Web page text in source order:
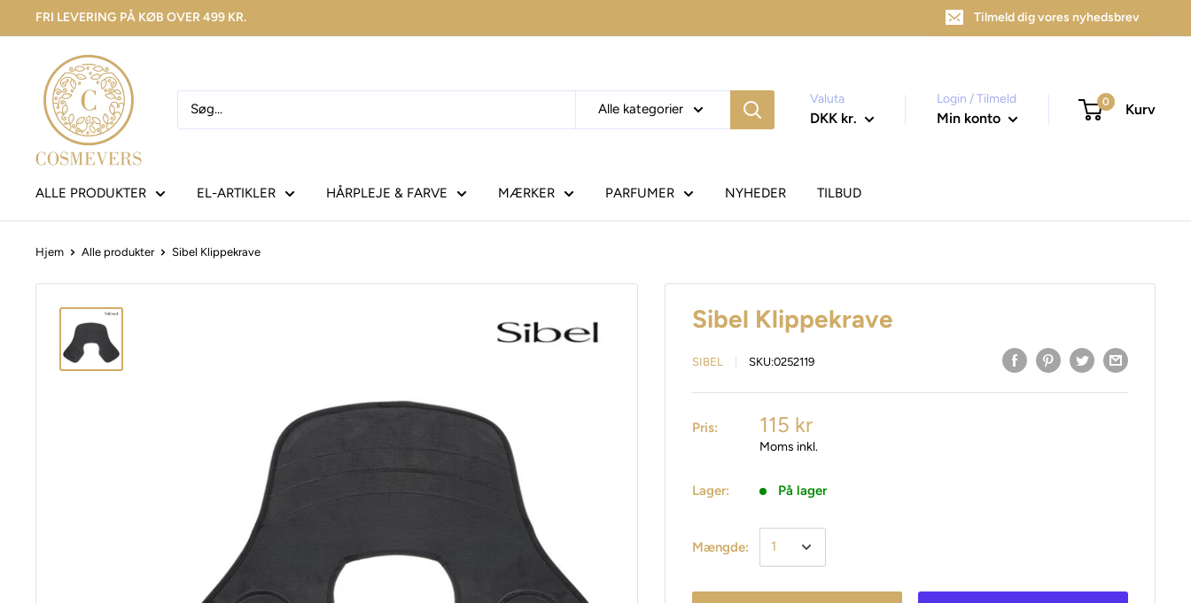
FRI LEVERING PÅ KØB OVER 499 KR. Tilmeld dig vores nyhedsbrev
Alle kategorier
Valuta
DKK kr.
Login / Tilmeld
Min konto
0 Kurv
ALLE PRODUKTER EL-ARTIKLER HÅRPLEJE & FARVE MÆRKER PARFUMER NYHEDER TILBUD
Hjem Alle produkter Sibel Klippekrave
Sibel Klippekrave
SIBEL SKU:0252119
Pris: 115 kr
Moms inkl.
Lager: På lager
Mængde: